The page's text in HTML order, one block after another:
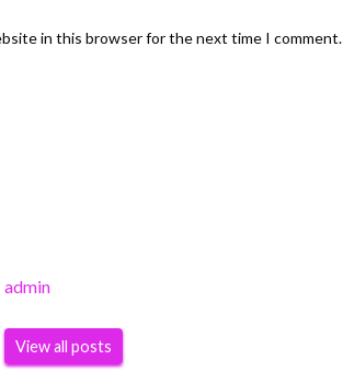
in this browser for the next time I comment.
admin
View all posts